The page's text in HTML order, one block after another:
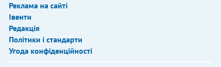
Реклама на сайті
Івенти
Редакція
Політики і стандарти
Угода конфіденційності